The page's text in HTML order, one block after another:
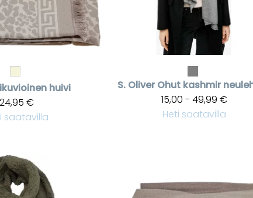
huivi
24,95 €
saatavilla
S. Oliver Ohut kashmir
15,00 - 49,99 €
Heti saatavilla